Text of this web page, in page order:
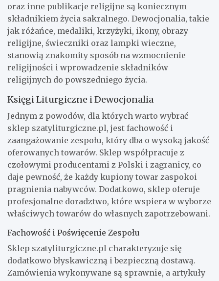
oraz inne publikacje religijne są koniecznym
składnikiem życia sakralnego. Dewocjonalia, takie
jak różańce, medaliki, krzyżyki, ikony, obrazy
religijne, świeczniki oraz lampki wieczne,
stanowią znakomity sposób na wzmocnienie
religijności i wprowadzenie składników
religijnych do powszedniego życia.
Księgi Liturgiczne i Dewocjonalia
Jednym z powodów, dla których warto wybrać
sklep szatyliturgiczne.pl, jest fachowość i
zaangażowanie zespołu, który dba o wysoką jakość
oferowanych towarów. Sklep współpracuje z
czołowymi producentami z Polski i zagranicy, co
daje pewność, że każdy kupiony towar zaspokoi
pragnienia nabywców. Dodatkowo, sklep oferuje
profesjonalne doradztwo, które wspiera w wyborze
właściwych towarów do własnych zapotrzebowani.
Fachowość i Poświęcenie Zespołu
Sklep szatyliturgiczne.pl charakteryzuje się
dodatkowo błyskawiczną i bezpieczną dostawą.
Zamówienia wykonywane są sprawnie, a artykuły